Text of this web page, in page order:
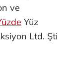
ve
Yüz
Ltd. Şti